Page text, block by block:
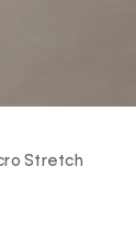
Stretch